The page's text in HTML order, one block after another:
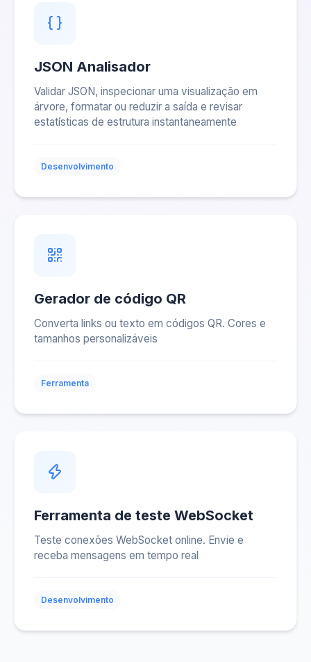
JSON Analisador
Validar JSON, inspecionar uma visualização em
árvore, formatar ou reduzir a saída e revisar
estatísticas de estrutura instantaneamente
Desenvolvimento
Gerador de código QR
Converta links ou texto em códigos QR. Cores e
tamanhos personalizáveis
Ferramenta
Ferramenta de teste WebSocket
Teste conexões WebSocket online. Envie e
receba mensagens em tempo real
Desenvolvimento